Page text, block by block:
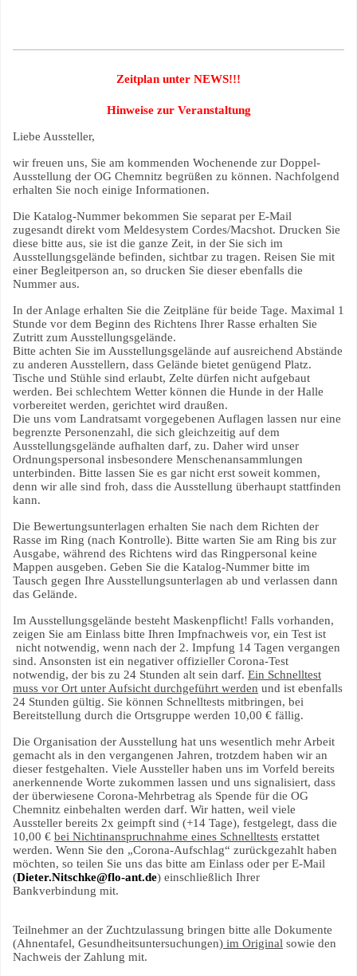
Zeitplan unter NEWS!!!
Hinweise zur Veranstaltung
Liebe Aussteller,
wir freuen uns, Sie am kommenden Wochenende zur Doppel-
Ausstellung der OG Chemnitz begrüßen zu können. Nachfolgend
erhalten Sie noch einige Informationen.
Die Katalog-Nummer bekommen Sie separat per E-Mail
zugesandt direkt vom Meldesystem Cordes/Macshot. Drucken Sie
diese bitte aus, sie ist die ganze Zeit, in der Sie sich im
Ausstellungsgelände befinden, sichtbar zu tragen. Reisen Sie mit
einer Begleitperson an, so drucken Sie dieser ebenfalls die
Nummer aus.
In der Anlage erhalten Sie die Zeitpläne für beide Tage. Maximal 1
Stunde vor dem Beginn des Richtens Ihrer Rasse erhalten Sie
Zutritt zum Ausstellungsgelände.
Bitte achten Sie im Ausstellungsgelände auf ausreichend Abstände
zu anderen Ausstellern, dass Gelände bietet genügend Platz.
Tische und Stühle sind erlaubt, Zelte dürfen nicht aufgebaut
werden. Bei schlechtem Wetter können die Hunde in der Halle
vorbereitet werden, gerichtet wird draußen.
Die uns vom Landratsamt vorgegebenen Auflagen lassen nur eine
begrenzte Personenzahl, die sich gleichzeitig auf dem
Ausstellungsgelände aufhalten darf, zu. Daher wird unser
Ordnungspersonal insbesondere Menschenansammlungen
unterbinden. Bitte lassen Sie es gar nicht erst soweit kommen,
denn wir alle sind froh, dass die Ausstellung überhaupt stattfinden
kann.
Die Bewertungsunterlagen erhalten Sie nach dem Richten der
Rasse im Ring (nach Kontrolle). Bitte warten Sie am Ring bis zur
Ausgabe, während des Richtens wird das Ringpersonal keine
Mappen ausgeben. Geben Sie die Katalog-Nummer bitte im
Tausch gegen Ihre Ausstellungsunterlagen ab und verlassen dann
das Gelände.
Im Ausstellungsgelände besteht Maskenpflicht! Falls vorhanden,
zeigen Sie am Einlass bitte Ihren Impfnachweis vor, ein Test ist
nicht notwendig, wenn nach der 2. Impfung 14 Tagen vergangen
sind. Ansonsten ist ein negativer offizieller Corona-Test
notwendig, der bis zu 24 Stunden alt sein darf. Ein Schnelltest
muss vor Ort unter Aufsicht durchgeführt werden und ist ebenfalls
24 Stunden gültig. Sie können Schnelltests mitbringen, bei
Bereitstellung durch die Ortsgruppe werden 10,00 € fällig.
Die Organisation der Ausstellung hat uns wesentlich mehr Arbeit
gemacht als in den vergangenen Jahren, trotzdem haben wir an
dieser festgehalten. Viele Aussteller haben uns im Vorfeld bereits
anerkennende Worte zukommen lassen und uns signalisiert, dass
der überwiesene Corona-Mehrbetrag als Spende für die OG
Chemnitz einbehalten werden darf. Wir hatten, weil viele
Aussteller bereits 2x geimpft sind (+14 Tage), festgelegt, dass die
10,00 € bei Nichtinanspruchnahme eines Schnelltests erstattet
werden. Wenn Sie den „Corona-Aufschlag“ zurückgezahlt haben
möchten, so teilen Sie uns das bitte am Einlass oder per E-Mail
(Dieter.Nitschke@flo-ant.de) einschließlich Ihrer
Bankverbindung mit.
Teilnehmer an der Zuchtzulassung bringen bitte alle Dokumente
(Ahnentafel, Gesundheitsuntersuchungen) im Original sowie den
Nachweis der Zahlung mit.